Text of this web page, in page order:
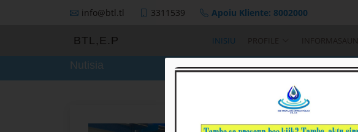
info@btl.tl 3311539 Apoiu Kliente: 8002000
BTL,E.P INISIU PROFILE INFORMASAUN
Nutisia